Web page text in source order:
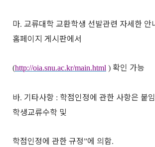
마. 교류대학 교환학생 선발관련 자세한 안
홈페이지 게시판에서
(http://oia.snu.ac.kr/main.html ) 확인 가능
바. 기타사항 : 학점인정에 관한 사항은 붙임
학생교류수학 및
학점인정에 관한 규정”에 의함.